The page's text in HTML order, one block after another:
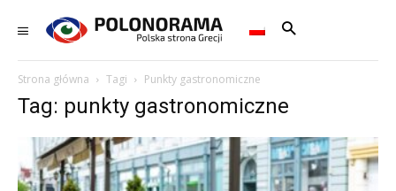
Strona główna Tagi Punkty gastronomiczne
Tag: punkty gastronomiczne